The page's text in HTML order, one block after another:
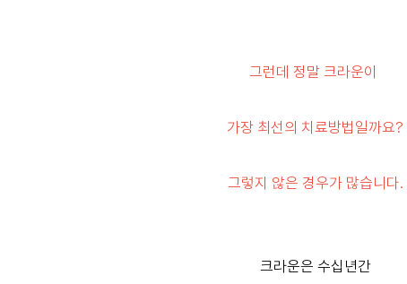
그런데 정말 크라운이
가장 최선의 치료방법일까요?
그렇지 않은 경우가 많습니다.
크라운은 수십년간